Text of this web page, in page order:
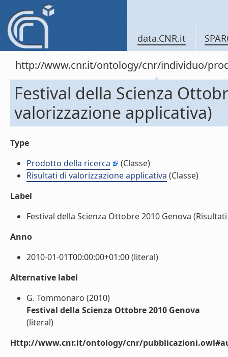
data.CNR.it
http://www.cnr.it/ontology/cnr/individuo/
Festival della Scienza
valorizzazione applicativa)
Type
Prodotto della ricerca
(Classe)
Risultati di valorizzazione applicativa (Classe)
Label
Festival della Scienza Ottobre 2010 Genova
Anno
2010-01-01T00:00:00+01:00 (literal)
Alternative label
G. Tommonaro (2010)
Festival della Scienza Ottobre 2010 Genova
(literal)
Http://www.cnr.it/ontology/cnr/